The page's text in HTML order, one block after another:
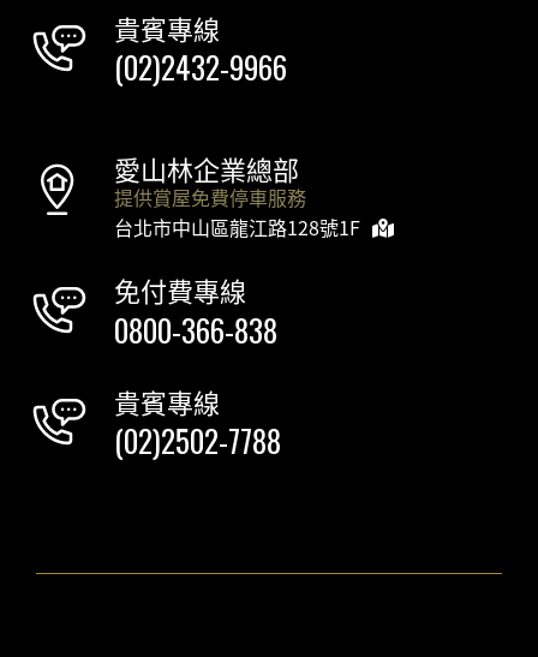
貴賓專線
(02)2432-9966
愛山林企業總部
提供賞屋免費停車服務
台北市中山區龍江路128號1F
免付費專線
0800-366-838
貴賓專線
(02)2502-7788